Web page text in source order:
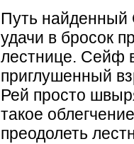
Путь найденный
удачи в бросок
лестнице. Сейф
приглушенный
Рей просто
такое
преодолеть